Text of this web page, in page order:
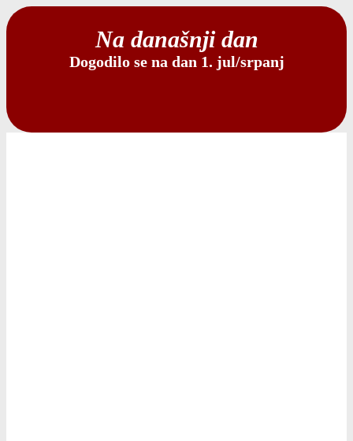
Na današnji dan
Dogodilo se na dan 1. jul/srpanj